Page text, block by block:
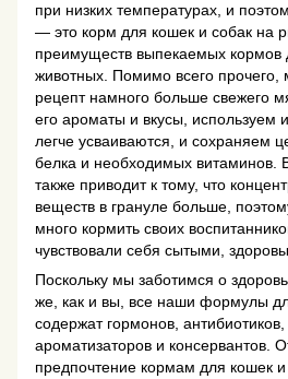
при низких температурах, и
— это корм для кошек и собак на
преимуществ выпекаемых
животных. Помимо всего
рецепт намного больше свежего
его ароматы и вкусы, используем
легче усваиваются, и сохраняем
белка и необходимых витаминов.
также приводит к тому, что
веществ в грануле больше,
много кормить своих
чувствовали себя сытыми,
Поскольку мы заботимся о
же, как и вы, все наши формулы
содержат гормонов, антибиотиков,
ароматизаторов и консервантов.
предпочтение кормам для кошек